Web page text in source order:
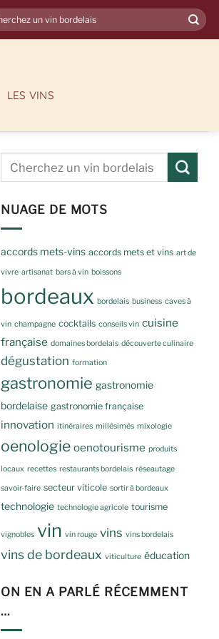
LES VINS
NUAGE DE MOTS
accords mets-vins accords mets et vins art de
vivre artisanat bars à vin boissons
bordeaux bordelais business caves à
vin champagne cocktails conseils vin cuisine
française domaines bordelais découverte culinaire
dégustation formation
gastronomie gastronomie
bordelaise gastronomie française
innovation itinéraires millésimés mixologie
oenologie oenotourisme produits
locaux recettes restaurants bordelais réseautage
savoir-faire secteur viticole sortir à bordeaux
technologie technologie agricole tourisme
vignobles vin vin rouge vins vins bordelais
vins de bordeaux viticulture éducation
ON EN A PARLÉ RÉCEMMENT
…